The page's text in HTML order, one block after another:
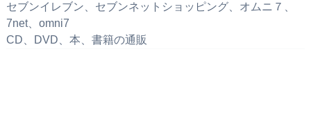
セブンイレブン、セブンネットショッピング、オムニ７、
7net、omni7
CD、DVD、本、書籍の通販